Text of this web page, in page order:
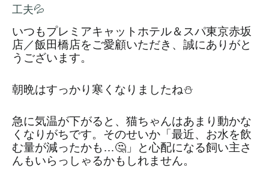
工夫💦
いつもプレミアキャットホテル＆スパ東京赤坂
店／飯田橋店をご愛顧いただき、誠にありがと
うございます。
朝晩はすっかり寒くなりましたね⛄
急に気温が下がると、猫ちゃんはあまり動かな
くなりがちです。そのせいか「最近、お水を飲
む量が減ったかも…🤔」と心配になる飼い主さ
んもいらっしゃるかもしれません。